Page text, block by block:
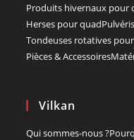
Produits hivernaux pour
Herses pour quad
Tondeuses rotatives
Pièces & Accessoires
Vilkan
Qui sommes-nous ?